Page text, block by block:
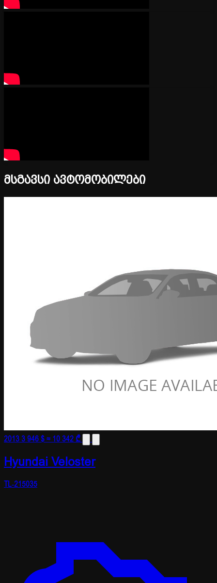
მსგავსი ავტომობილები
20133 946 $≈ 10 342 ₾
Hyundai Veloster
TL-215035